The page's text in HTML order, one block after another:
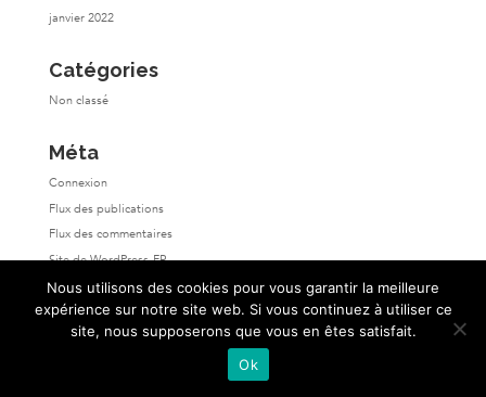
janvier 2022
Catégories
Non classé
Méta
Connexion
Flux des publications
Flux des commentaires
Site de WordPress-FR
Nous utilisons des cookies pour vous garantir la meilleure
expérience sur notre site web. Si vous continuez à utiliser ce
site, nous supposerons que vous en êtes satisfait.
Ok